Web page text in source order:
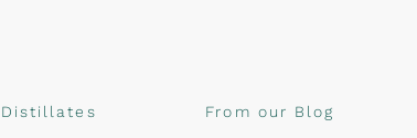
Distillates From our Blog